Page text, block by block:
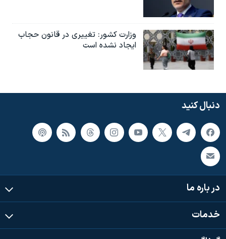
وزارت کشور: تغییری در قانون حجاب
ایجاد نشده است
دنبال کنید
در باره ما
خدمات